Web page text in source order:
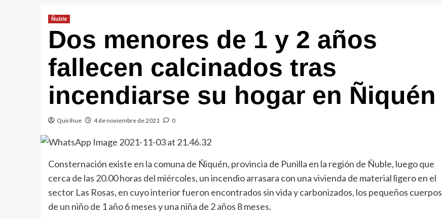
Ñuble
Dos menores de 1 y 2 años
fallecen calcinados tras
incendiarse su hogar en Ñiquén
Quirihue 4 de noviembre de 2021 0
Consternación existe en la comuna de Ñiquén, provincia de Punilla en la región de Ñuble, luego que
cerca de las 20.00 horas del miércoles, un incendio arrasara con una vivienda de material ligero en el
sector Las Rosas, en cuyo interior fueron encontrados sin vida y carbonizados, los pequeños cuerpos
de un niño de 1 año 6 meses y una niña de 2 años 8 meses.